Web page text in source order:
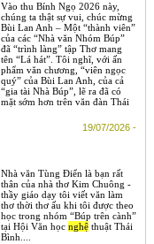
Vào thu Bính Ngọ 2026 này,
chúng ta thật sự vui, chúc mừng
Bùi Lan Anh – Một “thành viên”
của các “Nhà văn Nhóm Búp”
đã “trình làng” tập Thơ mang
tên “Lá hát”. Tôi nghĩ, với ấn
phẩm văn chương, “viên ngọc
quý” của Bùi Lan Anh, của cả
“gia tài Nhà Búp”, lẽ ra đã có
mặt sớm hơn trên văn đàn Thái
19/07/2026 -
Nhà văn Tùng Điển là bạn rất
thân của nhà thơ Kim Chuông -
thầy giáo dạy tôi viết văn làm
thơ thời thơ ấu khi tôi được theo
học trong nhóm “Búp trên cành”
tại Hội Văn học nghệthuật Thái
Bình....